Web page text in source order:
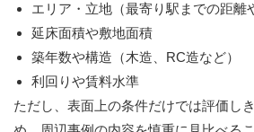
エリア・立地（最寄り駅までの距離
延床面積や敷地面積
築年数や構造（木造、RC造など）
利回りや賃料水準
ただし、表面上の条件だけでは評価し